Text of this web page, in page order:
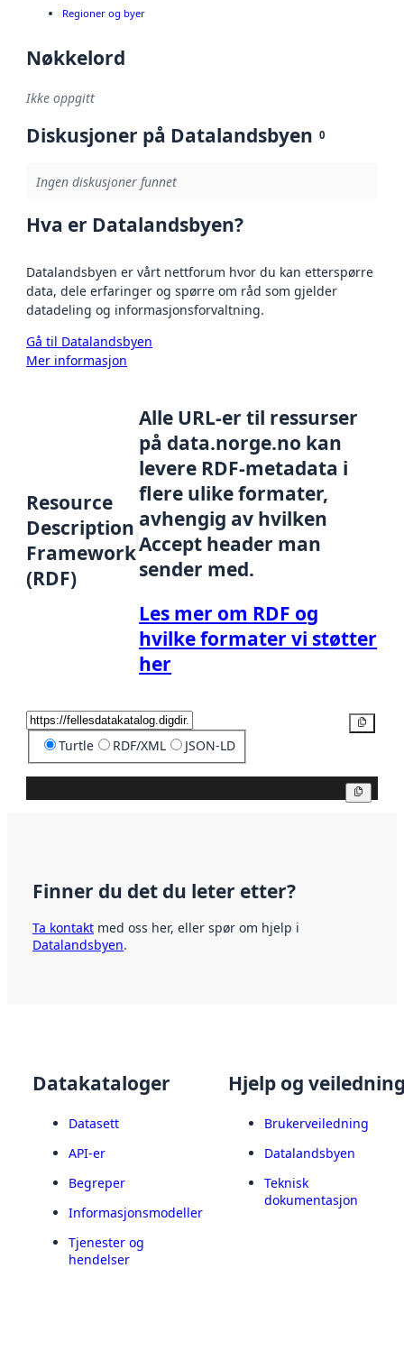
Regioner og byer
Nøkkelord
Ikke oppgitt
Diskusjoner på Datalandsbyen 0
Ingen diskusjoner funnet
Hva er Datalandsbyen?
Datalandsbyen er vårt nettforum hvor du kan etterspørre
data, dele erfaringer og spørre om råd som gjelder
datadeling og informasjonsforvaltning.
Gå til Datalandsbyen
Mer informasjon
Resource
Description
Framework
(RDF)
Alle URL-er til ressurser
på data.norge.no kan
levere RDF-metadata i
flere ulike formater,
avhengig av hvilken
Accept header man
sender med.
Les mer om RDF og
hvilke formater vi støtter
her
Turtle RDF/XML JSON-LD
Finner du det du leter etter?
Ta kontakt med oss her, eller spør om hjelp i
Datalandsbyen.
Datakataloger
Datasett
API-er
Begreper
Informasjonsmodeller
Tjenester og
hendelser
Hjelp og
Brukerveiledning
Datalandsbyen
Teknisk
dokumentasjon